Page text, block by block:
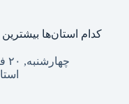
کدام استان‌ها
چهارشنبه, ۲۰ فروردین ۱۴۰۴ – ۱۵:۳۷